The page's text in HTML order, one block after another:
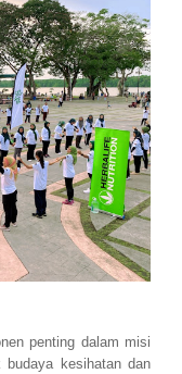
penting dalam misi
budaya kesihatan dan